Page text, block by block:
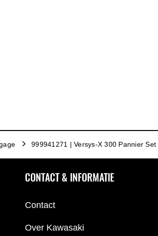
999941271 | Versys-X 300 Pannier
CONTACT & INFORMATIE
Contact
Over Kawasaki